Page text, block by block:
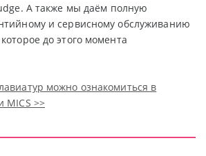
А также мы даём полную
и сервисному обслуживанию
до этого момента
можно ознакомиться в
MICS >>